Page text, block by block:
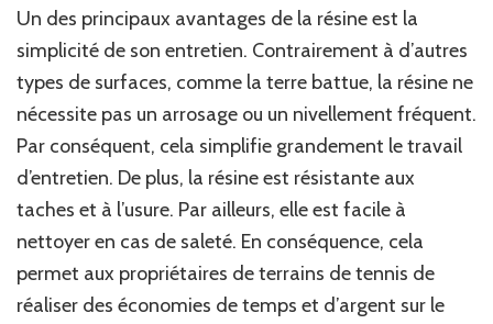
Un des principaux avantages de la résine est la
simplicité de son entretien. Contrairement à d’autres
types de surfaces, comme la terre battue, la résine ne
nécessite pas un arrosage ou un nivellement fréquent.
Par conséquent, cela simplifie grandement le travail
d’entretien. De plus, la résine est résistante aux
taches et à l’usure. Par ailleurs, elle est facile à
nettoyer en cas de saleté. En conséquence, cela
permet aux propriétaires de terrains de tennis de
réaliser des économies de temps et d’argent sur le